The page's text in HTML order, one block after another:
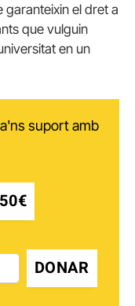
garanteixin el dret a
que vulguin
en un
suport amb
50€
DONAR